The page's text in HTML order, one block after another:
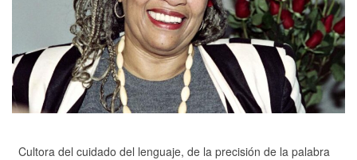
Cultora del cuidado del lenguaje, de la precisión de la palabra